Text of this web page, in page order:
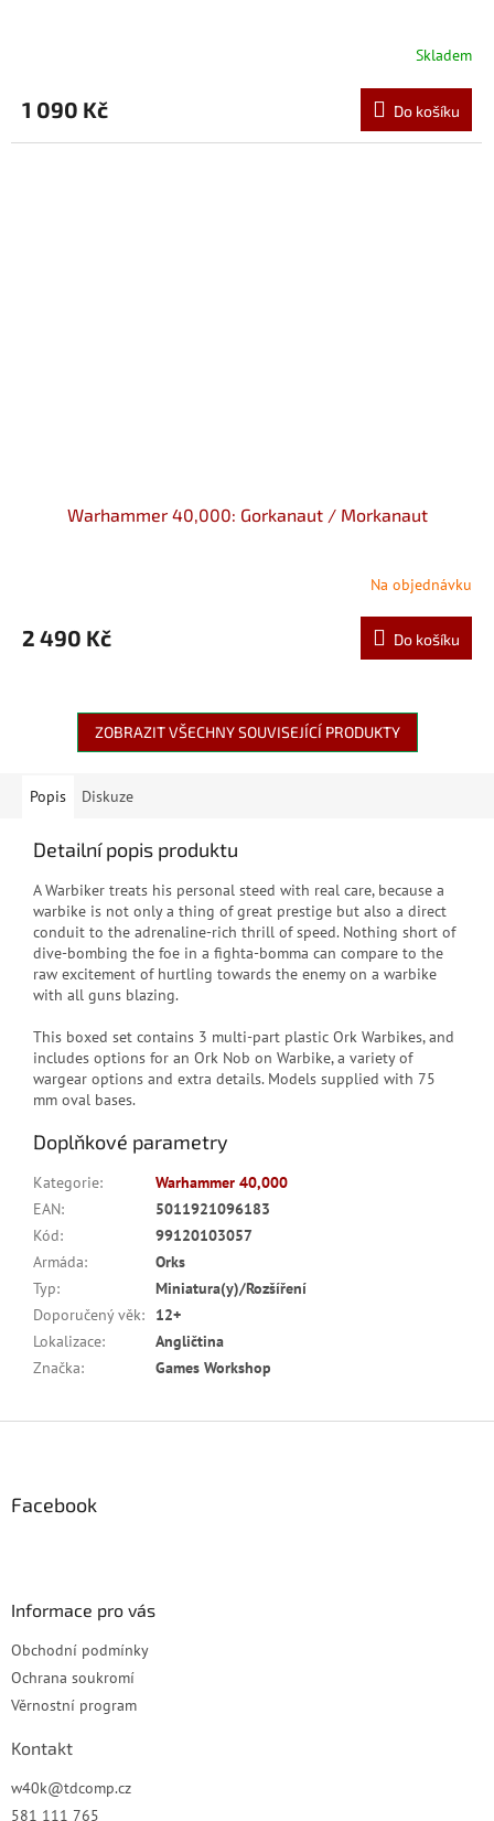
Skladem
1 090 Kč Do košíku
Warhammer 40,000: Gorkanaut / Morkanaut
Na objednávku
2 490 Kč Do košíku
ZOBRAZIT VŠECHNY SOUVISEJÍCÍ PRODUKTY
Popis Diskuze
Detailní popis produktu
A Warbiker treats his personal steed with real care, because a
warbike is not only a thing of great prestige but also a direct
conduit to the adrenaline-rich thrill of speed. Nothing short of
dive-bombing the foe in a fighta-bomma can compare to the
raw excitement of hurtling towards the enemy on a warbike
with all guns blazing.
This boxed set contains 3 multi-part plastic Ork Warbikes, and
includes options for an Ork Nob on Warbike, a variety of
wargear options and extra details. Models supplied with 75
mm oval bases.
Doplňkové parametry
Kategorie:
Warhammer 40,000
EAN:
5011921096183
Kód:
99120103057
Armáda:
Orks
Typ:
Miniatura(y)/Rozšíření
Doporučený věk:
12+
Lokalizace:
Angličtina
Značka: Games Workshop
Facebook
Informace pro vás
Obchodní podmínky
Ochrana soukromí
Věrnostní program
Kontakt
w40k@tdcomp.cz
581 111 765